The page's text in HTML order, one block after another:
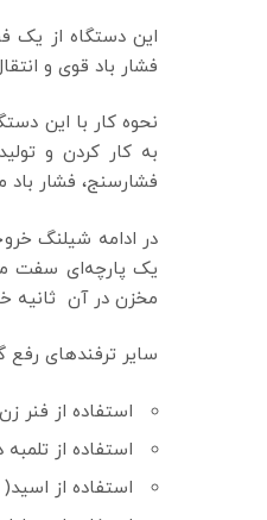
این دستگاه از یک
فشار باد قوی و
نحوه کار با این
به کار کردن و
فشارسنج، فشار
در ادامه شیلنگ
یک پارچه‌ای سفت
مخزن در آن ثانیه
سایر ترفند‌های رفع
استفاده از فنر
استفاده از
استفاده از